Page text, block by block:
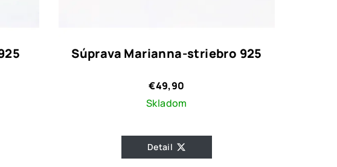
Súprava Marianna-striebro 925
€49,90
Skladom
Detail